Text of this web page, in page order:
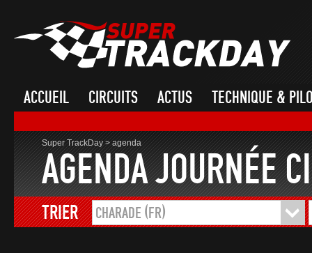
ACCUEIL CIRCUITS ACTUS TECHNIQUE &
Super TrackDay>agenda
AGENDA JOURNÉE
TRIER CHARADE (FR)